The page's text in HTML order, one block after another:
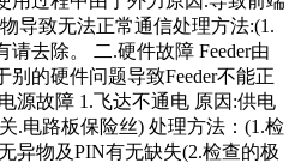
导致无法正常通信处理方法:(1.
去除。 二.硬件故障 Feeder由
别的硬件问题导致Feeder不能正
源故障 1.飞达不通电 原因:供电
.电路板保险丝) 处理方法：(1.检
异物及PIN有无缺失(2.检查的极